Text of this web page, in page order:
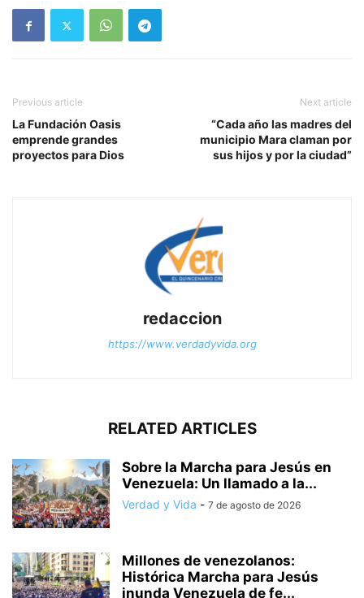
Previous article
La Fundación Oasis
emprende grandes
proyectos para Dios
Next article
“Cada año las madres del
municipio Mara claman por
sus hijos y por la ciudad”
redaccion
https://www.verdadyvida.org
RELATED ARTICLES
Sobre la Marcha para Jesús en
Venezuela: Un llamado a la...
Verdad y Vida - 7 de agosto de 2026
Millones de venezolanos:
Histórica Marcha para Jesús
inunda Venezuela de fe...